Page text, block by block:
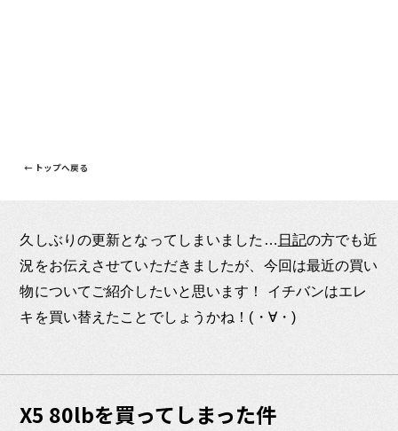
← トップへ戻る
久しぶりの更新となってしまいました… 日記の方でも近
況をお伝えさせていただきましたが、今回は最近の買い
物についてご紹介したいと思います！ イチバンはエレ
キを買い替えたことでしょうかね！(・∀・)
X5 80lbを買ってしまった件